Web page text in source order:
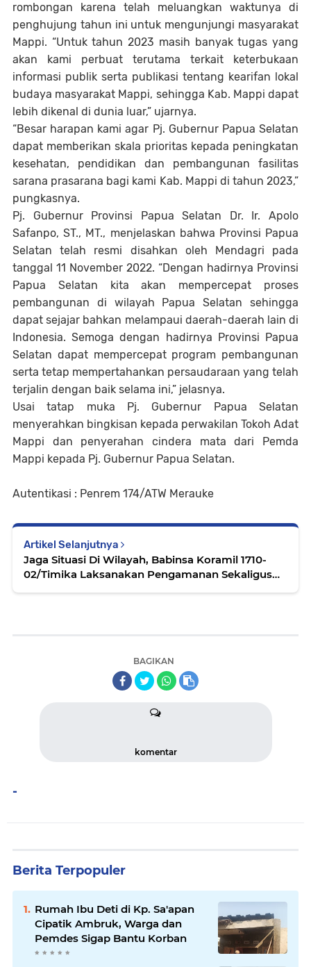
rombongan karena telah meluangkan waktunya di
penghujung tahun ini untuk mengunjungi masyarakat
Mappi. “Untuk tahun 2023 masih banyak tugas yang
akan kami perbuat terutama terkait keterbukaan
informasi publik serta publikasi tentang kearifan lokal
budaya masyarakat Mappi, sehingga Kab. Mappi dapat
lebih dikenal di dunia luar,” ujarnya.
“Besar harapan kami agar Pj. Gubernur Papua Selatan
dapat memberikan skala prioritas kepada peningkatan
kesehatan, pendidikan dan pembangunan fasilitas
sarana prasarana bagi kami Kab. Mappi di tahun 2023,”
pungkasnya.
Pj. Gubernur Provinsi Papua Selatan Dr. Ir. Apolo
Safanpo, ST., MT., menjelaskan bahwa Provinsi Papua
Selatan telah resmi disahkan oleh Mendagri pada
tanggal 11 November 2022. “Dengan hadirnya Provinsi
Papua Selatan kita akan mempercepat proses
pembangunan di wilayah Papua Selatan sehingga
dapat sejajar bahkan melampaui daerah-daerah lain di
Indonesia. Semoga dengan hadirnya Provinsi Papua
Selatan dapat mempercepat program pembangunan
serta tetap mempertahankan persaudaraan yang telah
terjalin dengan baik selama ini,” jelasnya.
Usai tatap muka Pj. Gubernur Papua Selatan
menyerahkan bingkisan kepada perwakilan Tokoh Adat
Mappi dan penyerahan cindera mata dari Pemda
Mappi kepada Pj. Gubernur Papua Selatan.
Autentikasi : Penrem 174/ATW Merauke
Artikel Selanjutnya
Jaga Situasi Di Wilayah, Babinsa Koramil 1710-
02/Timika Laksanakan Pengamanan Sekaligus
BAGIKAN
komentar
-
Berita Terpopuler
Rumah Ibu Deti di Kp. Sa'apan
Cipatik Ambruk, Warga dan
Pemdes Sigap Bantu Korban